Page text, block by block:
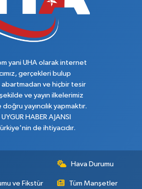
yani UHA olarak internet
gerçekleri bulup
abartmadan ve hiçbir tesir
ve yayın ilkelerimiz
yayıncılık yapmaktır.
HABER AJANSI
de ihtiyacıdır.
Hava Durumu
ve Fikstür Tüm Manşetler